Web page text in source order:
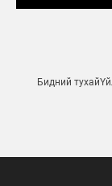
Бидний тухай